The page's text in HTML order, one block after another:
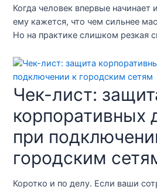
Когда человек впервые начинает
ему кажется, что чем сильнее
Но на практике слишком резкая
Чек-лист:
корпоративных
при
городским
Коротко и по делу. Если ваши